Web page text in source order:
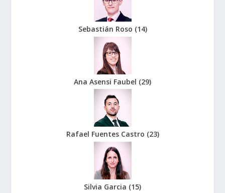
Sebastián Roso (14)
Ana Asensi Faubel (29)
Rafael Fuentes Castro (23)
Silvia Garcia (15)